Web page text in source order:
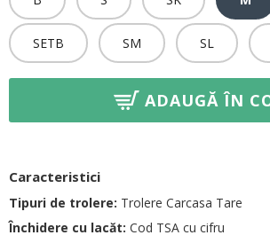
SETB SM SL
ADAUGĂ ÎN
Caracteristici
Tipuri de trolere: Trolere Carcasa Tare
Închidere cu lacăt: Cod TSA cu cifru